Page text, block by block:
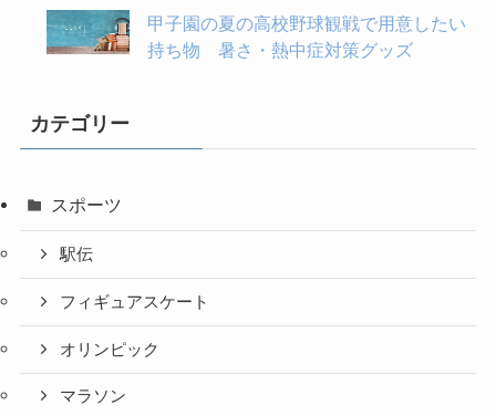
甲子園の夏の高校野球観戦で用意したい
持ち物 暑さ・熱中症対策グッズ
カテゴリー
スポーツ
駅伝
フィギュアスケート
オリンピック
マラソン